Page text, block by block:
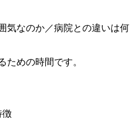
気なのか／病院との違いは何
ための時間です。
徴